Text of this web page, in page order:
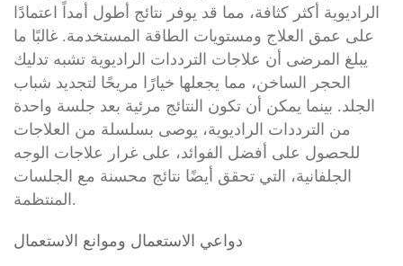
الراديوية أكثر كثافة، مما قد يوفر نتائج أطول أمداً اعتمادًا
على عمق العلاج ومستويات الطاقة المستخدمة. غالبًا ما
يبلغ المرضى أن علاجات الترددات الراديوية تشبه تدليك
الحجر الساخن، مما يجعلها خيارًا مريحًا لتجديد شباب
الجلد. بينما يمكن أن تكون النتائج مرئية بعد جلسة واحدة
من الترددات الراديوية، يوصى بسلسلة من العلاجات
للحصول على أفضل الفوائد، على غرار علاجات الوجه
الجلفانية، التي تحقق أيضًا نتائج محسنة مع الجلسات
المنتظمة.
دواعي الاستعمال وموانع الاستعمال